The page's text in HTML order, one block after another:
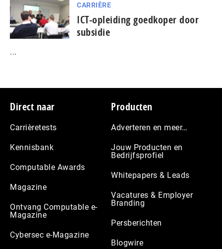
CARRIÈRE
ICT-opleiding goedkoper door
subsidie
...
Footer
Direct naar
Carrièretests
Kennisbank
Computable Awards
Magazine
Ontvang Computable e-
Magazine
Cybersec e-Magazine
Producten
Adverteren en meer…
Jouw Producten en
Bedrijfsprofiel
Whitepapers & Leads
Vacatures & Employer
Branding
Persberichten
Blogwire